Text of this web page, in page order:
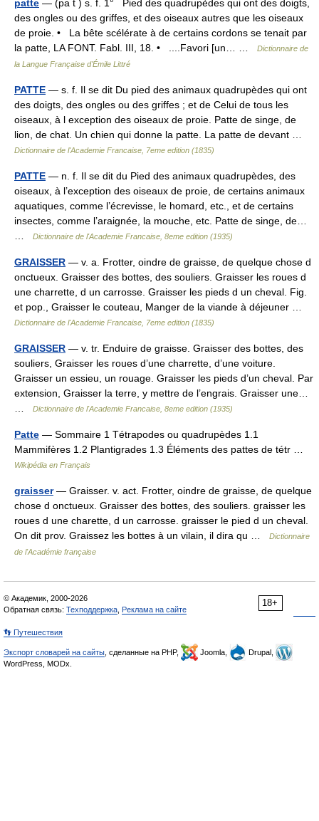
patte — (pa t ) s. f. 1° Pied des quadrupèdes qui ont des doigts,
des ongles ou des griffes, et des oiseaux autres que les oiseaux
de proie. • La bête scélérate à de certains cordons se tenait par
la patte, LA FONT. Fabl. III, 18. • ....Favori [un… …
Dictionnaire de
la Langue Française d'Émile Littré
PATTE — s. f. Il se dit Du pied des animaux quadrupèdes qui ont
des doigts, des ongles ou des griffes ; et de Celui de tous les
oiseaux, à l exception des oiseaux de proie. Patte de singe, de
lion, de chat. Un chien qui donne la patte. La patte de devant …
Dictionnaire de l'Academie Francaise, 7eme edition (1835)
PATTE — n. f. Il se dit du Pied des animaux quadrupèdes, des
oiseaux, à l’exception des oiseaux de proie, de certains animaux
aquatiques, comme l’écrevisse, le homard, etc., et de certains
insectes, comme l’araignée, la mouche, etc. Patte de singe, de…
Dictionnaire de l'Academie Francaise, 8eme edition (1935)
GRAISSER — v. a. Frotter, oindre de graisse, de quelque chose d
onctueux. Graisser des bottes, des souliers. Graisser les roues d
une charrette, d un carrosse. Graisser les pieds d un cheval. Fig.
et pop., Graisser le couteau, Manger de la viande à déjeuner …
Dictionnaire de l'Academie Francaise, 7eme edition (1835)
GRAISSER — v. tr. Enduire de graisse. Graisser des bottes, des
souliers, Graisser les roues d’une charrette, d’une voiture.
Graisser un essieu, un rouage. Graisser les pieds d’un cheval. Par
extension, Graisser la terre, y mettre de l’engrais. Graisser une…
Dictionnaire de l'Academie Francaise, 8eme edition (1935)
Patte — Sommaire 1 Tétrapodes ou quadrupèdes 1.1
Mammifères 1.2 Plantigrades 1.3 Éléments des pattes de tétr …
Wikipédia en Français
graisser— Graisser. v. act. Frotter, oindre de graisse, de quelque
chose d onctueux. Graisser des bottes, des souliers. graisser les
roues d une charette, d un carrosse. graisser le pied d un cheval.
On dit prov. Graissez les bottes à un vilain, il dira qu …
Dictionnaire
de l'Académie française
18+
© Академик, 2000-2026
Обратная связь: Техподдержка Реклама на сайте
👣 Путешествия
Экспорт словарей на сайты , сделанные на PHP, Joomla,
Drupal,
WordPress, MODx.